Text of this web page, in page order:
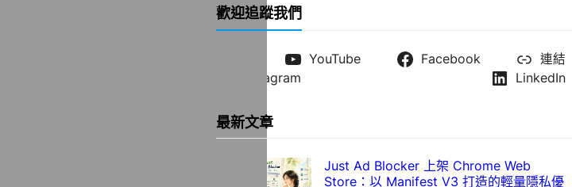
歡迎追蹤我們
YouTube Facebook
連結
Instagram
LinkedIn
最新文章
Just Ad Blocker 上架 Chrome Web
Store：以 Manifest V3 打造的輕量隱私優